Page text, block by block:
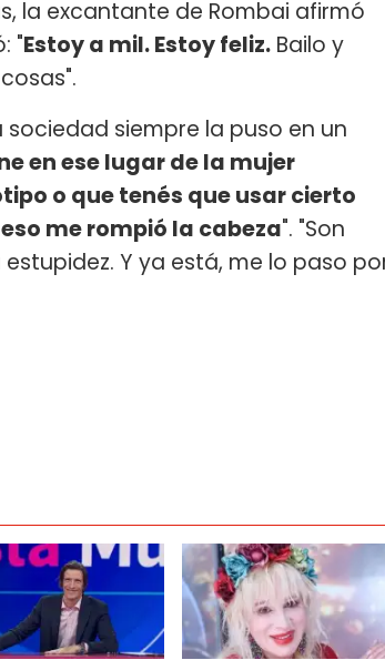
la excantante de Rombai afirmó
"Estoy a mil. Estoy feliz. Bailo y
siempre la puso en un
en ese lugar de la mujer
o que tenés que usar cierto
me rompió la cabeza". "Son
Y ya está, me lo paso